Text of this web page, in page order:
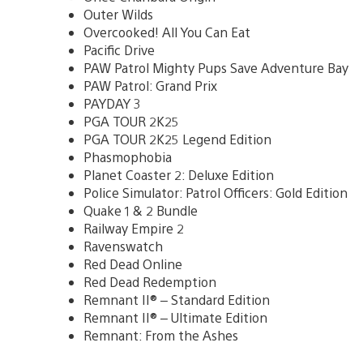
Outer Wilds
Overcooked! All You Can Eat
Pacific Drive
PAW Patrol Mighty Pups Save Adventure Bay
PAW Patrol: Grand Prix
PAYDAY 3
PGA TOUR 2K25
PGA TOUR 2K25 Legend Edition
Phasmophobia
Planet Coaster 2: Deluxe Edition
Police Simulator: Patrol Officers: Gold Edition
Quake 1 & 2 Bundle
Railway Empire 2
Ravenswatch
Red Dead Online
Red Dead Redemption
Remnant II® – Standard Edition
Remnant II® – Ultimate Edition
Remnant: From the Ashes